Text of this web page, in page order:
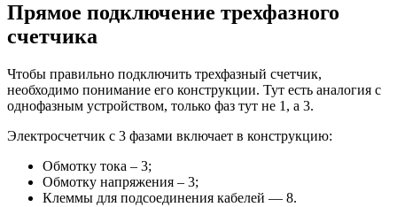
Прямое подключение трехфазного
счетчика
Чтобы правильно подключить трехфазный счетчик,
необходимо понимание его конструкции. Тут есть аналогия с
однофазным устройством, только фаз тут не 1, а 3.
Электросчетчик с 3 фазами включает в конструкцию:
Обмотку тока – 3;
Обмотку напряжения – 3;
Клеммы для подсоединения кабелей — 8.